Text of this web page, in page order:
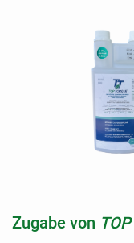
Zugabe von TOP